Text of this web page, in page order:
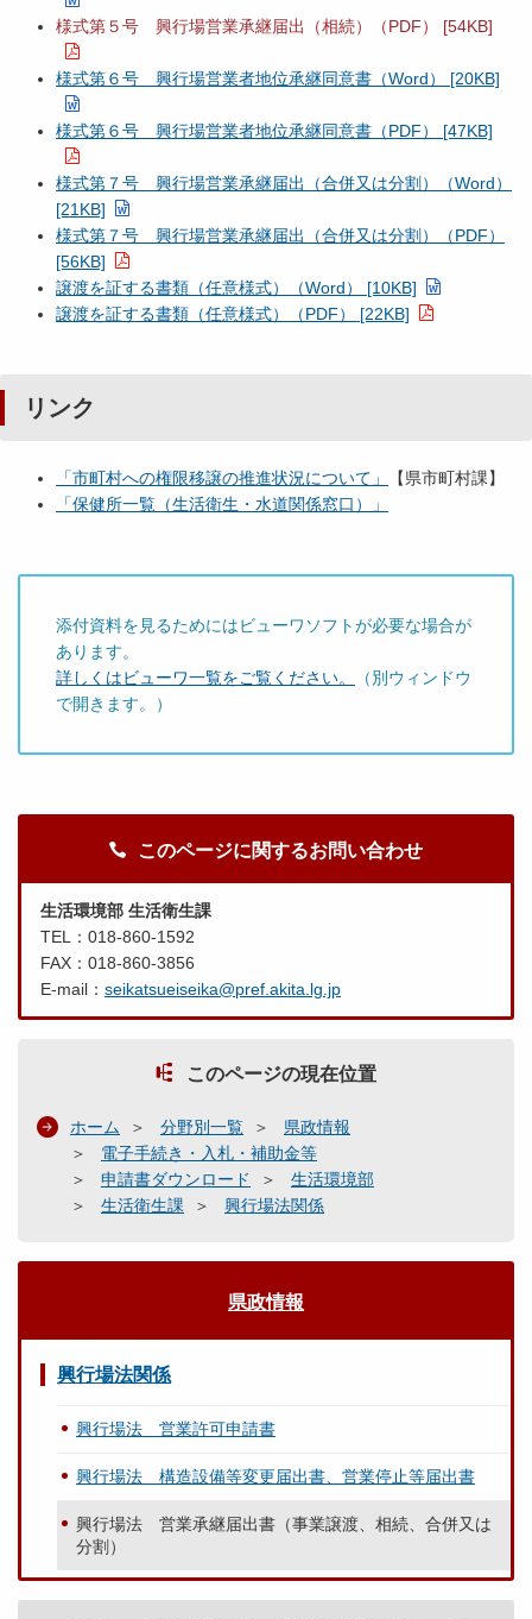
様式第５号 興行場営業承継届出（相続）（PDF） [54KB]
様式第６号 興行場営業者地位承継同意書（Word） [20KB]
様式第６号 興行場営業者地位承継同意書（PDF） [47KB]
様式第７号 興行場営業承継届出（合併又は分割）（Word）
[21KB]
様式第７号 興行場営業承継届出（合併又は分割）（PDF）
[56KB]
譲渡を証する書類（任意様式）（Word） [10KB]
譲渡を証する書類（任意様式）（PDF） [22KB]
リンク
「市町村への権限移譲の推進状況について」
【県市町村課】
「保健所一覧（生活衛生・水道関係窓口）」
添付資料を見るためにはビューワソフトが必要な場合が
あります。
詳しくはビューワ一覧をご覧ください。
（別ウィンドウ
で開きます。）
このページに関するお問い合わせ
生活環境部 生活衛生課
TEL：018-860-1592
FAX：018-860-3856
E-mail： seikatsueiseika@pref.akita.lg.jp
このページの現在位置
ホーム 分野別一覧
県政情報
電子手続き・入札・補助金等
申請書ダウンロード
生活環境部
生活衛生課
興行場法関係
県政情報
興行場法関係
興行場法 営業許可申請書
興行場法 構造設備等変更届出書、営業停止等届出書
興行場法 営業承継届出書（事業譲渡、相続、合併又は
分割）